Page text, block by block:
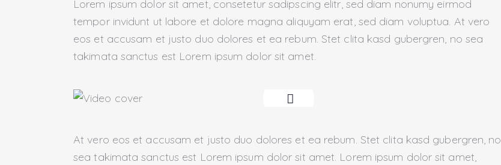
Lorem ipsum dolor sit amet, consetetur sadipscing elitr, sed diam nonumy eirmod
tempor invidunt ut labore et dolore magna aliquyam erat, sed diam voluptua. At vero
eos et accusam et justo duo dolores et ea rebum. Stet clita kasd gubergren, no sea
takimata sanctus est Lorem ipsum dolor sit amet.
At vero eos et accusam et justo duo dolores et ea rebum. Stet clita kasd gubergren, no
sea takimata sanctus est Lorem ipsum dolor sit amet. Lorem ipsum dolor sit amet,